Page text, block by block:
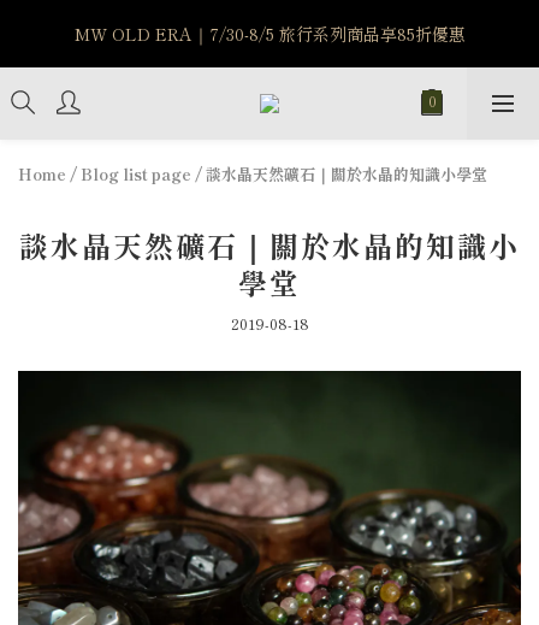
MW OLD ERA｜7/30-8/5 旅行系列商品享85折優惠
MW OLD ERA｜7/30-8/5 旅行系列商品享85折優惠
7/15-8/25 神秘星象學系列｜獅子座時區 項鍊 X 戒指 X 手鍊 享福
利
新註冊會員享$100購物金，立即註冊，踏上飾品的奇幻之旅
MW OLD ERA｜7/30-8/5 旅行系列商品享85折優惠
Home / Blog list page /談水晶天然礦石｜關於水晶的知識小學堂
談水晶天然礦石｜關於水晶的知識小
學堂
2019-08-18